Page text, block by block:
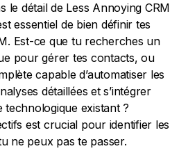
le détail de Less Annoying CRM
essentiel de bien définir tes
Est-ce que tu recherches un
pour gérer tes contacts, ou
capable d’automatiser les
détaillées et s’intégrer
existant ?
est crucial pour identifier les
ne peux pas te passer.